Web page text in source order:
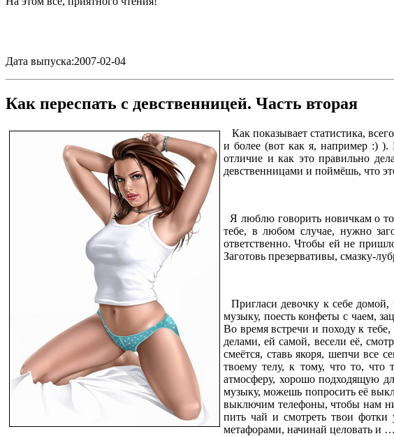
Дата выпуска:2007-02-04
Как переспать с девственницей. Часть вторая
Как показывает статистика,
и более (вот как я, например :) ).
отличие и как это правильно
девственницами и поймёшь, что
Я люблю говорить новичкам о
тебе, в любом случае, нужно
ответственно. Чтобы ей не
Заготовь презервативы, смазку-
Пригласи девочку к себе
музыку, поесть конфеты с чаем,
Во время встречи и походу к
делами, ей самой, весели её,
смеётся, ставь якоря, шепчи все
твоему телу, к тому, что то,
атмосферу, хорошо подходящую
музыку, можешь попросить её
выключим телефоны, чтобы нам
пить чай и смотреть твои фотки
метафорами, начинай целовать и